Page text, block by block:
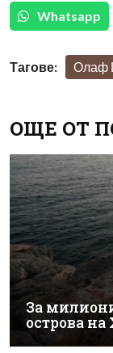
Whatsapp
Тагове: Олаф
ОЩЕ ОТ
За
острова